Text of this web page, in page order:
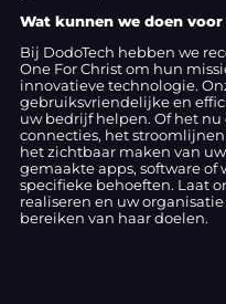
Wat kunnen we doen
Bij DodoTech hebben we
One For Christ om hun
innovatieve technologie.
gebruiksvriendelijke en
uw bedrijf helpen. Of het
connecties, het
het zichtbaar maken van
gemaakte apps, software
specifieke behoeften. Laat
realiseren en uw
bereiken van haar doelen.